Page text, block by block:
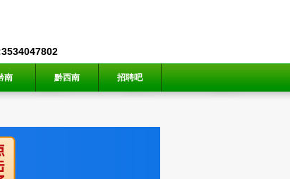
南 黔西南 招聘吧